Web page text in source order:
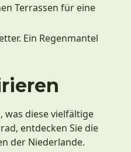
Terrassen für eine
Ein Regenmantel
was diese vielfältige
entdecken Sie die
der Niederlande.